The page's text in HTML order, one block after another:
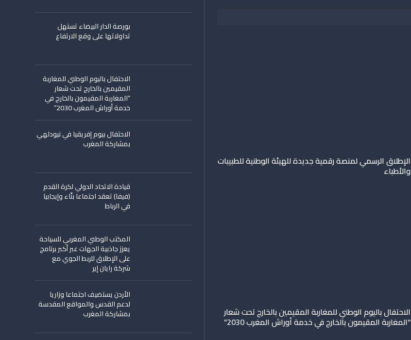
الإطلاق الرسمي لمنصة رقمية جديدة للهيئة الوطنية للطبيبات
والأطباء
الاحتفال باليوم الوطني للمغاربة المقيمين بالخارج تحت شعار
“المغاربة المقيمون بالخارج في خدمة أوراش المغرب 2030”
بورصة الدار البيضاء تستهل
تداولاتها على وقع الارتفاع
الاحتفال باليوم الوطني للمغاربة
المقيمين بالخارج تحت شعار
“المغاربة المقيمون بالخارج في
خدمة أوراش المغرب 2030”
الاحتفال بيوم إفريقيا في نيودلهي
بمشاركة المغرب
قيادة الاتحاد الدولي لكرة القدم
(فيفا) تعقد اجتماعا بنّاء وإيجابيا
في الرباط
المكتب الوطني المغربي للسياحة
يعزز جاذبية الجهات عبر أكبر برنامج
على الإطلاق للربط الجوي مع
شركة رايان إير
الأردن يستضيف اجتماعا وزاريا
لدعم القدس والمواقع المقدسة
بمشاركة المغرب